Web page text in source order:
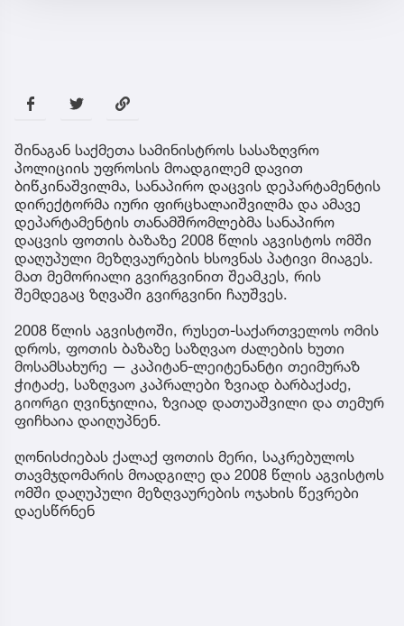
შინაგან საქმეთა სამინისტროს სასაზღვრო
პოლიციის უფროსის მოადგილემ დავით
ბიწკინაშვილმა, სანაპირო დაცვის დეპარტამენტის
დირექტორმა იური ფირცხალაიშვილმა და ამავე
დეპარტამენტის თანამშრომლებმა სანაპირო
დაცვის ფოთის ბაზაზე 2008 წლის აგვისტოს ომში
დაღუპული მეზღვაურების ხსოვნას პატივი მიაგეს.
მათ მემორიალი გვირგვინით შეამკეს, რის
შემდეგაც ზღვაში გვირგვინი ჩაუშვეს.
2008 წლის აგვისტოში, რუსეთ-საქართველოს ომის
დროს, ფოთის ბაზაზე საზღვაო ძალების ხუთი
მოსამსახურე — კაპიტან-ლეიტენანტი თეიმურაზ
ჭიტაძე, საზღვაო კაპრალები ზვიად ბარბაქაძე,
გიორგი ღვინჯილია, ზვიად დათუაშვილი და თემურ
ფიჩხაია დაიღუპნენ.
ღონისძიებას ქალაქ ფოთის მერი, საკრებულოს
თავმჯდომარის მოადგილე და 2008 წლის აგვისტოს
ომში დაღუპული მეზღვაურების ოჯახის წევრები
დაესწრნენ